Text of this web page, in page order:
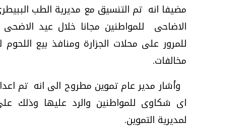
مضيفا انه تم التنسيق مع مديرية الطب
الاضاحى للمواطنين مجانا خلال عيد
للمرور على محلات الجزارة ومنافذ بيع
مخالفات.
وأشار مدير عام تموين مطروح الى انه تم
لمديرية التموين.